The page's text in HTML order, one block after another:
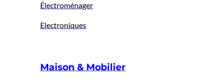
Électroménager
Electroniques
Maison & Mobilier